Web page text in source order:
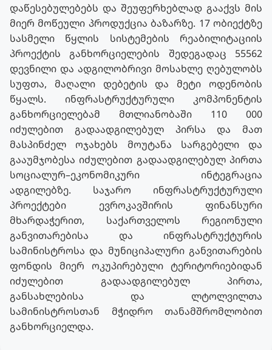
დაწესებულებებს და შეუფერხებლად გააქვს მის
მიერ მოწეული პროდუქცია ბაზარზე. 17 ობიექტზე
სასმელი წყლის სისტემების რეაბილიტაციის
პროექტის განხორციელების შედეგადაც 55562
დევნილი და ადგილობრივი მოსახლე ღებულობს
სუფთა, მაღალი დებეტის და მეტი ოდენობის
წყალს. ინფრასტრუქტურული კომპონენტის
განხორციელებამ მთლიანობაში 110 000
იძულებით გადაადგილებულ პირსა და მათ
მასპინძელ ოჯახებს მოუტანა სარგებელი და
გააუმჯობესა იძულებით გადაადგილებულ პირთა
სოციალურ–ეკონომიკური ინტეგრაცია
ადგილებზე. საჯარო ინფრასტრუქტურული
პროექტები ევროკავშირის ფინანსური
მხარდაჭერით, საქართველოს რეგიონული
განვითარებისა და ინფრასტრუქტურის
სამინისტროსა და მუნიციპალური განვითარების
ფონდის მიერ ოკუპირებული ტერიტორიებიდან
იძულებით გადაადგილებულ პირთა,
განსახლებისა და ლტოლვილთა
სამინისტროსთან მჭიდრო თანამშრომლობით
განხორციელდა.